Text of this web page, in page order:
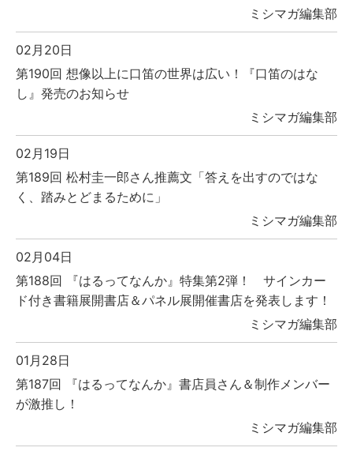
ミシマガ編集部
02月20日
第190回 想像以上に口笛の世界は広い！『口笛のはな
し』発売のお知らせ
ミシマガ編集部
02月19日
第189回 松村圭一郎さん推薦文「答えを出すのではな
く、踏みとどまるために」
ミシマガ編集部
02月04日
第188回 『はるってなんか』特集第2弾！ サインカー
ド付き書籍展開書店＆パネル展開催書店を発表します！
ミシマガ編集部
01月28日
第187回 『はるってなんか』書店員さん＆制作メンバー
が激推し！
ミシマガ編集部